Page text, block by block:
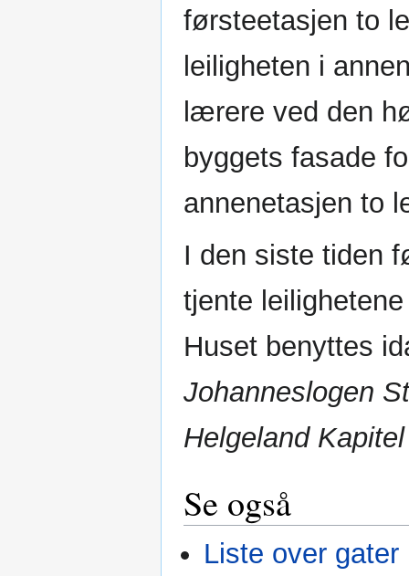
førsteetasjen to
leiligheten i
lærere ved den
byggets fasade
annenetasjen to
I den siste tiden
tjente
Huset benyttes
Johanneslogen
Helgeland
Se også
Liste over